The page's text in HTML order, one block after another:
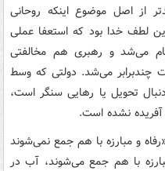
از اصل موضوع اینکه روحانی
لطف خدا بود که استعفا عملی
می‌شد و رهبری هم مخالفتی
چندبرابر می‌شد. دولتی که وسط
تحویل یا رهایی سنگر است،
نشده است.
و مبارزه با هم جمع نمی‌شوند
با هم جمع می‌شوند، آب در